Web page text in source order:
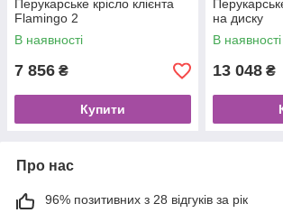
Перукарське крісло клієнта
Flamingo 2
В наявності
7 856 ₴
Купити
на диску
В наявності
13 048 ₴
Про нас
96% позитивних з 28 відгуків за рік